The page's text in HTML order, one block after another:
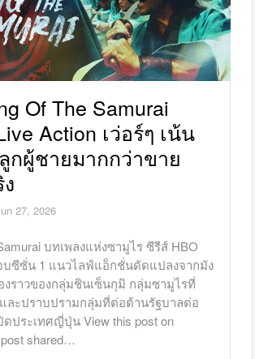
Of The Samurai
Action เว่อร์ๆ เน้น
กผู้ชายมากกว่าขาย
27, 2026
บทเพลงแห่งซามูไร ซีรีส์ HBO
บซีซั่น 1 แนวไลฟ์แอ็กชั่นดัดแปลงจากมัง
งราวของกลุ่มชินเซ็นกุมิ กลุ่มซามูไรที่
ละปราบปรามกลุ่มที่ต่อต้านรัฐบาลต่อ
ประเทศญี่ปุ่น View this post on
shared…